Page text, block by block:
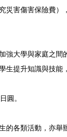
災害傷害保險費）
強大學與家庭之間
生提升知識與技能
圓。
的各類活動，亦舉